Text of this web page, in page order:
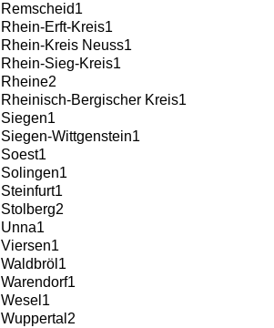
Remscheid1
Rhein-Erft-Kreis1
Rhein-Kreis Neuss1
Rhein-Sieg-Kreis1
Rheine2
Rheinisch-Bergischer Kreis1
Siegen1
Siegen-Wittgenstein1
Soest1
Solingen1
Steinfurt1
Stolberg2
Unna1
Viersen1
Waldbröl 1
Warendorf1
Wesel 1
Wuppertal 2